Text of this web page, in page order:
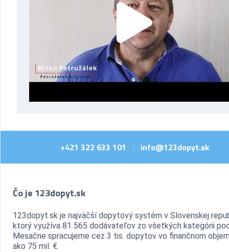
+421 322 633 101 info@123dopyt.sk
Čo je 123dopyt.sk
123dopyt.sk je najväčší dopytový systém v Slovenskej
ktorý využíva 81 565 dodávateľov zo všetkých kategórii
Mesačne spracujeme cez 3 tis. dopytov vo finančnom
ako 75 mil. €.